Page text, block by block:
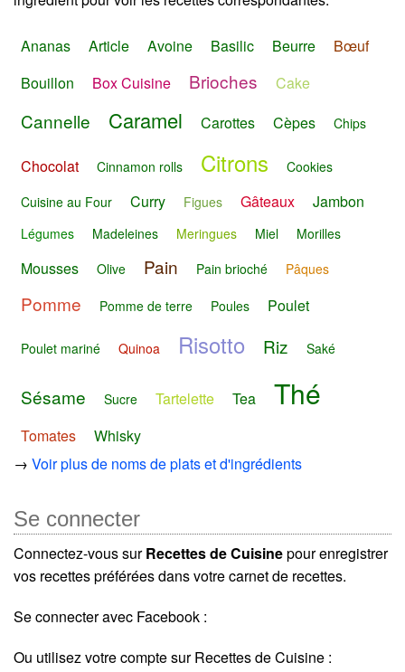
Ananas Article Avoine Basilic Beurre
Bœuf
Bouillon
Box Cuisine Brioches Cake
Cannelle Caramel Carottes Cèpes Chips
Chocolat Cinnamon rolls Citrons
Cookies
Cuisine au Four
Curry Figues Gâteaux Jambon
Légumes Madeleines Meringues Miel Morilles
Mousses Olive Pain Pain brioché Pâques
Pomme Pomme de terre Poules Poulet
Poulet mariné Quinoa Risotto Riz Saké
Sésame Sucre Tartelette Tea Thé
Tomates
Whisky
→ Voir plus de noms de plats et d'ingrédients
Se connecter
Connectez-vous surRecettes de Cuisinepour enregistrer
vos recettes préférées dans votre carnet de recettes.
Se connecter avec Facebook :
Ou utilisez votre compte sur Recettes de Cuisine :